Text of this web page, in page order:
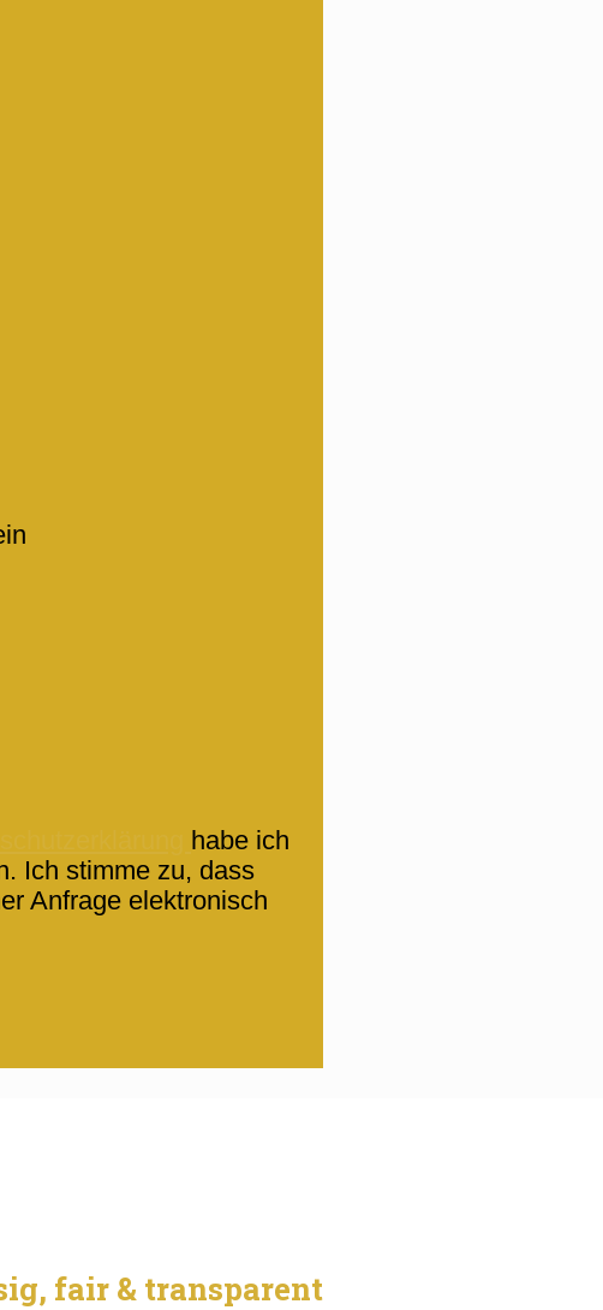
habe ich
Ich stimme zu, dass
Anfrage elektronisch
fair & transparent